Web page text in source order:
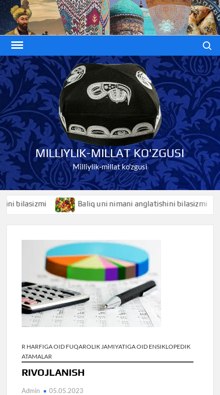
Skip
to
content
MILLIYLIK-MILLAT KO'ZGUSI
Milliylik-millat ko'zgusi
Baliq uni nimani anglatishini bilasizmi
R HARFIGA OID FUQAROLIK JAMIYATIGA OID ENSIKLOPEDIK
ATAMALAR
RIVOJLANISH
Admin 05.05.2023